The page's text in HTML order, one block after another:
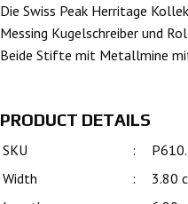
Die Swiss Peak Herritage
Messing Kugelschreiber und
Beide Stifte mit Metallmine
PRODUCT DETAILS
SKU :
Width
:
3.80